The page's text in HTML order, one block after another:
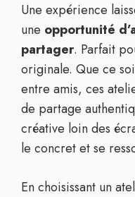
Une expérience
une opportunité
partager. Parfait
originale. Que ce
entre amis, ces
de partage
créative loin des
le concret et se
En choisissant un